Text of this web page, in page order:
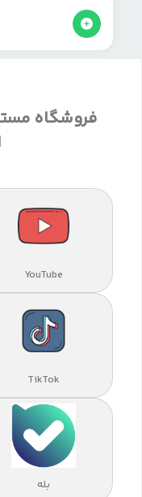
فروشگاه
YouTube
TikTok
بله